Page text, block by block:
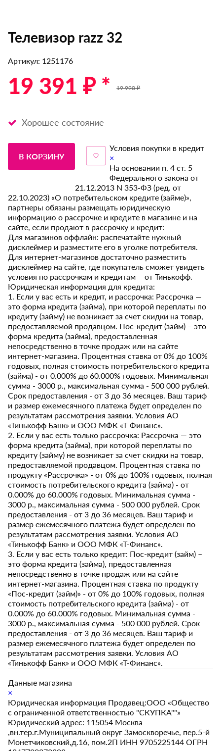
Телевизор razz 32
Артикул: 1251176
19 391 ₽ * 19 990 ₽
Хорошее состояние
В КОРЗИНУ
Условия покупки в кредит
×
На основании п. 4 ст. 5
Федерального закона от
21.12.2013 N 353-ФЗ (ред. от
22.10.2023) «О потребительском кредите (займе)»,
партнеры обязаны размещать юридическую
информацию о рассрочке и кредите в магазине и на
сайте, если продают в рассрочку и кредит:
Для магазинов оффлайн: распечатайте нужный
дисклеймер и разместите его в уголке потребителя.
Для интернет-магазинов достаточно разместить
дисклеймер на сайте, где покупатель сможет увидеть
условия по рассрочкам и кредитам от Тинькофф.
Юридическая информация для кредита:
1. Если у вас есть и кредит, и рассрочка: Рассрочка —
это форма кредита (займа), при которой переплаты по
кредиту (займу) не возникает за счет скидки на товар,
предоставляемой продавцом. Пос-кредит (займ) – это
форма кредита (займа), предоставленная
непосредственно в точке продаж или на сайте
интернет-магазина. Процентная ставка от 0% до 100%
годовых, полная стоимость потребительского кредита
(займа) - от 0.000% до 60.000% годовых. Минимальная
сумма - 3000 р., максимальная сумма - 500 000 рублей.
Срок предоставления - от 3 до 36 месяцев. Ваш тариф
и размер ежемесячного платежа будет определен по
результатам рассмотрения заявки. Условия АО
«Тинькофф Банк» и ООО МФК «Т-Финанс».
2. Если у вас есть только рассрочка: Рассрочка — это
форма кредита (займа), при которой переплаты по
кредиту (займу) не возникает за счет скидки на товар,
предоставляемой продавцом. Процентная ставка по
продукту «Рассрочка» - от 0% до 100% годовых, полная
стоимость потребительского кредита (займа) - от
0.000% до 60.000% годовых. Минимальная сумма -
3000 р., максимальная сумма - 500 000 рублей. Срок
предоставления - от 3 до 36 месяцев. Ваш тариф и
размер ежемесячного платежа будет определен по
результатам рассмотрения заявки. Условия АО
«Тинькофф Банк» и ООО МФК «Т-Финанс».
3. Если у вас есть только кредит: Пос-кредит (займ) –
это форма кредита (займа), предоставленная
непосредственно в точке продаж или на сайте
интернет-магазина. Процентная ставка по продукту
«Пос-кредит (займ)» - от 0% до 100% годовых, полная
стоимость потребительского кредита (займа) - от
0.000% до 60.000% годовых. Минимальная сумма -
3000 р., максимальная сумма - 500 000 рублей. Срок
предоставления - от 3 до 36 месяцев. Ваш тариф и
размер ежемесячного платежа будет определен по
результатам рассмотрения заявки. Условия АО
«Тинькофф Банк» и ООО МФК «Т-Финанс».
Данные магазина
×
Юридическая информация Продавец:ООО «Общество
с ограниченной ответственностью "СКУПКА""»
Юридический адрес: 115054 Москва
,вн.тер.г.Муниципальный округ Замоскворечье, пер.5-й
Монетчиковский,д.16, пом.2П ИНН 9705225144 ОГРН